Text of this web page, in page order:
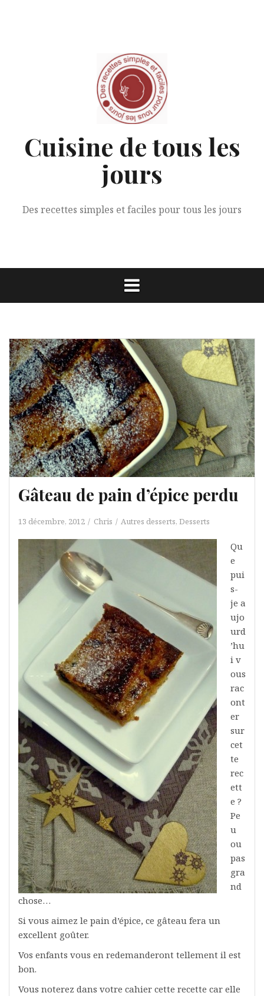
Cuisine de tous les
jours
Des recettes simples et faciles pour tous les jours
Gâteau de pain d’épice perdu
13 décembre, 2012 Chris Autres desserts, Desserts
Qu
e
pui
s-
je a
ujo
urd
’hu
i v
ous
rac
ont
er
sur
cet
te
rec
ett
e ?
Pe
u
ou
pas
gra
nd
chose…
Si vous aimez le pain d’épice, ce gâteau fera un
excellent goûter.
Vos enfants vous en redemanderont tellement il est
bon.
Vous noterez dans votre cahier cette recette car elle